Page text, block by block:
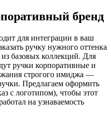
бренд
для интеграции в ваш
ручку нужного оттенка
базовых коллекций. Для
ручки корпоративные и
строгого имиджа —
Предлагаем оформить
с логотипом), чтобы этот
на узнаваемость